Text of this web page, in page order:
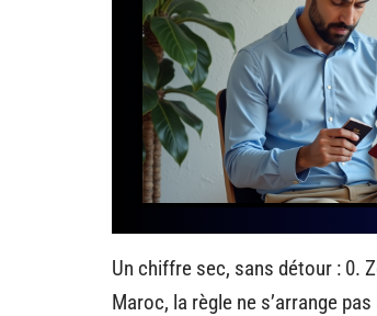
Un chiffre sec, sans détour : 0.
Maroc, la règle ne s’arrange